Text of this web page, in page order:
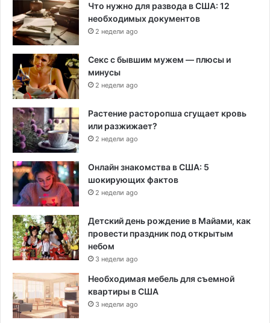
Что нужно для развода в США: 12
необходимых документов
2 недели ago
Секс с бывшим мужем — плюсы и
минусы
2 недели ago
Растение расторопша сгущает кровь
или разжижает?
2 недели ago
Онлайн знакомства в США: 5
шокирующих фактов
2 недели ago
Детский день рождение в Майами, как
провести праздник под открытым
небом
3 недели ago
Необходимая мебель для съемной
квартиры в США
3 недели ago